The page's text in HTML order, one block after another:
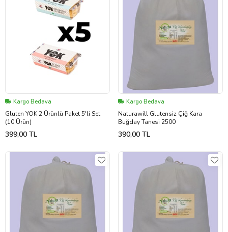
Kargo Bedava
Gluten YOK 2 Ürünlü Paket 5'li Set
(10 Ürün)
399,00 TL
Kargo Bedava
Naturawill Glutensiz Çiğ Kara
Buğday Tanesi 2500
390,00 TL